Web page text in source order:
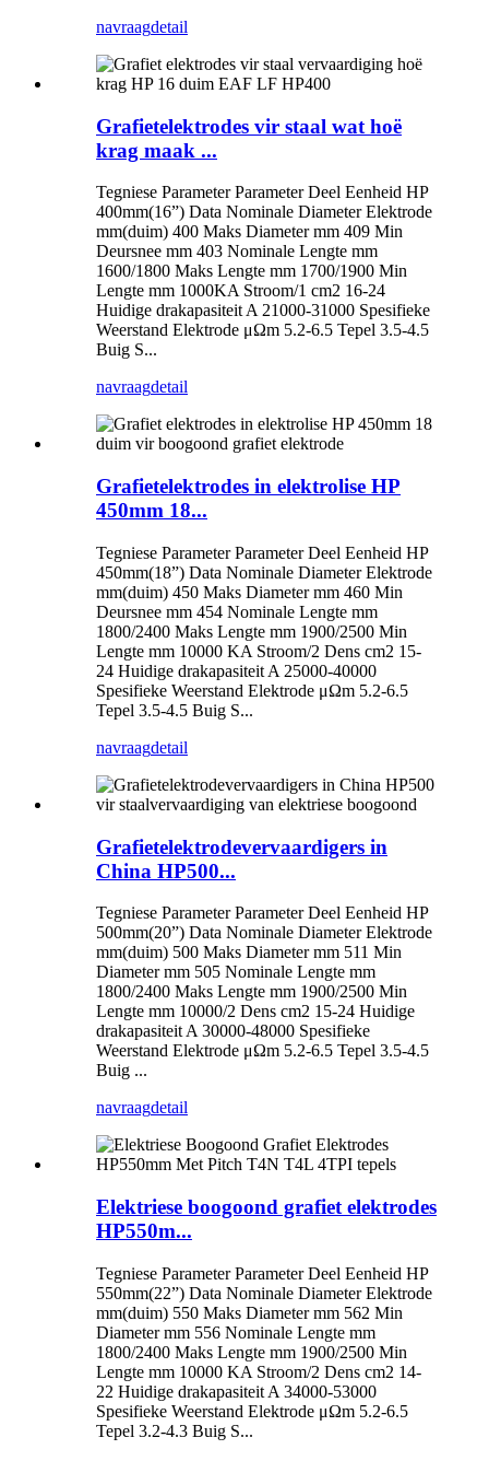
navraagdetail
Grafietelektrodes vir staal wat hoë
krag maak ...
Tegniese Parameter Parameter Deel Eenheid HP
400mm(16”) Data Nominale Diameter Elektrode
mm(duim) 400 Maks Diameter mm 409 Min
Deursnee mm 403 Nominale Lengte mm
1600/1800 Maks Lengte mm 1700/1900 Min
Lengte mm 1000KA Stroom/1 cm2 16-24
Huidige drakapasiteit A 21000-31000 Spesifieke
Weerstand Elektrode μΩm 5.2-6.5 Tepel 3.5-4.5
Buig S...
navraagdetail
Grafietelektrodes in elektrolise HP
450mm 18...
Tegniese Parameter Parameter Deel Eenheid HP
450mm(18”) Data Nominale Diameter Elektrode
mm(duim) 450 Maks Diameter mm 460 Min
Deursnee mm 454 Nominale Lengte mm
1800/2400 Maks Lengte mm 1900/2500 Min
Lengte mm 10000 KA Stroom/2 Dens cm2 15-
24 Huidige drakapasiteit A 25000-40000
Spesifieke Weerstand Elektrode μΩm 5.2-6.5
Tepel 3.5-4.5 Buig S...
navraagdetail
Grafietelektrodevervaardigers in
China HP500...
Tegniese Parameter Parameter Deel Eenheid HP
500mm(20”) Data Nominale Diameter Elektrode
mm(duim) 500 Maks Diameter mm 511 Min
Diameter mm 505 Nominale Lengte mm
1800/2400 Maks Lengte mm 1900/2500 Min
Lengte mm 10000/2 Dens cm2 15-24 Huidige
drakapasiteit A 30000-48000 Spesifieke
Weerstand Elektrode μΩm 5.2-6.5 Tepel 3.5-4.5
Buig ...
navraagdetail
Elektriese boogoond grafiet elektrodes
HP550m...
Tegniese Parameter Parameter Deel Eenheid HP
550mm(22”) Data Nominale Diameter Elektrode
mm(duim) 550 Maks Diameter mm 562 Min
Diameter mm 556 Nominale Lengte mm
1800/2400 Maks Lengte mm 1900/2500 Min
Lengte mm 10000 KA Stroom/2 Dens cm2 14-
22 Huidige drakapasiteit A 34000-53000
Spesifieke Weerstand Elektrode μΩm 5.2-6.5
Tepel 3.2-4.3 Buig S...